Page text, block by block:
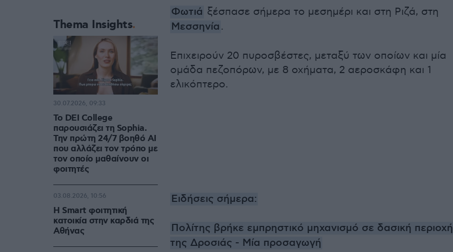
Φωτιά ξέσπασε σήμερα το μεσημέρι και στη Ριζά, στη
Μεσσηνία .
Επιχειρούν 20 πυροσβέστες, μεταξύ των οποίων και μία
ομάδα πεζοπόρων, με 8 οχήματα, 2 αεροσκάφη και 1
ελικόπτερο.
Ειδήσεις σήμερα:
Πολίτης βρήκε εμπρηστικό μηχανισμό σε δασική περιοχή
της Δροσιάς - Μία προσαγωγή
Thema Insights
Το DEI College
παρουσιάζει τη Sophia.
Την πρώτη 24/7 βοηθό AI
που αλλάζει τον τρόπο με
τον οποίο μαθαίνουν οι
φοιτητές
30.07.2026, 09:33
Η Smart φοιτητική
κατοικία στην καρδιά της
Αθήνας
03.08.2026, 10:56